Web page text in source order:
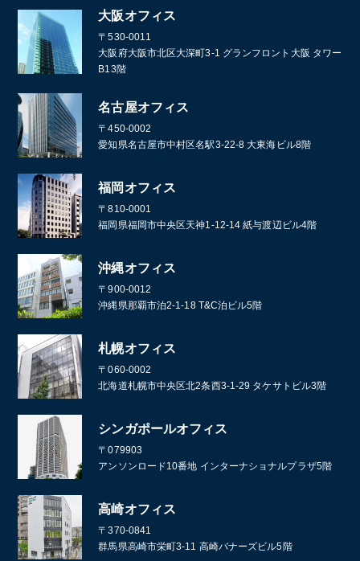
大阪オフィス
〒530-0011
大阪府大阪市北区大深町3-1 グランフロント大阪 タワー
B13階
名古屋オフィス
〒450-0002
愛知県名古屋市中村区名駅3-22-8 大東海ビル8階
福岡オフィス
〒810-0001
福岡県福岡市中央区天神1-12-14 紙与渡辺ビル4階
沖縄オフィス
〒900-0012
沖縄県那覇市泊2-1-18 T&C泊ビル5階
札幌オフィス
〒060-0002
北海道札幌市中央区北2条西3-1-29 タケサトビル3階
シンガポールオフィス
〒079903
アンソンロード10番地 インターナショナルプラザ5階
高崎オフィス
〒370-0841
群馬県高崎市栄町3-11 高崎バナーズビル5階